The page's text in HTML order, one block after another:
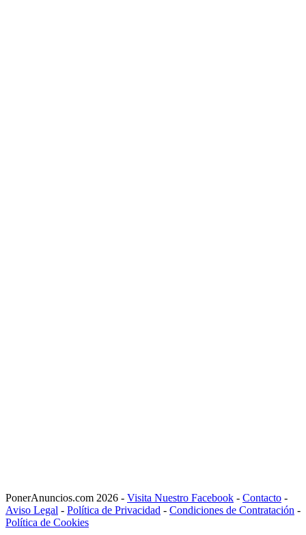
PonerAnuncios.com 2026 - Visita Nuestro Facebook - Contacto -
Aviso Legal - Política de Privacidad - Condiciones de Contratación -
Política de Cookies